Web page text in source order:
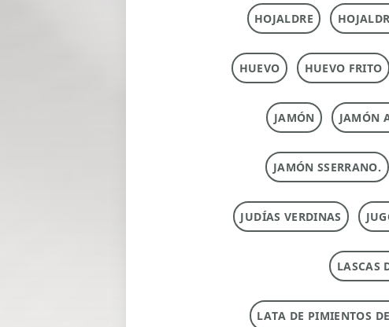
HOJALDRE
HUEVO HUEVO FRITO
JAMÓN JAMÓN
JAMÓN SSERRANO.
JUDÍAS VERDINAS
LASCAS
LATA DE PIMIENTOS